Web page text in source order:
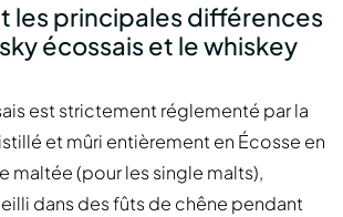
les principales différences
écossais et le whiskey
est strictement réglementé par la
et mûri entièrement en Écosse en
maltée (pour les single malts),
dans des fûts de chêne pendant